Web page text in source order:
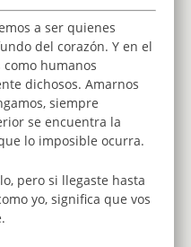
a ser quienes
del corazón. Y en el
humanos
dichosos. Amarnos
siempre
se encuentra la
lo imposible ocurra.
pero si llegaste hasta
yo, significa que vos